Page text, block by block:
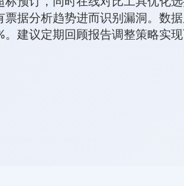
票据分析趋势进而识别漏洞。数
建议定期回顾报告调整策略实现